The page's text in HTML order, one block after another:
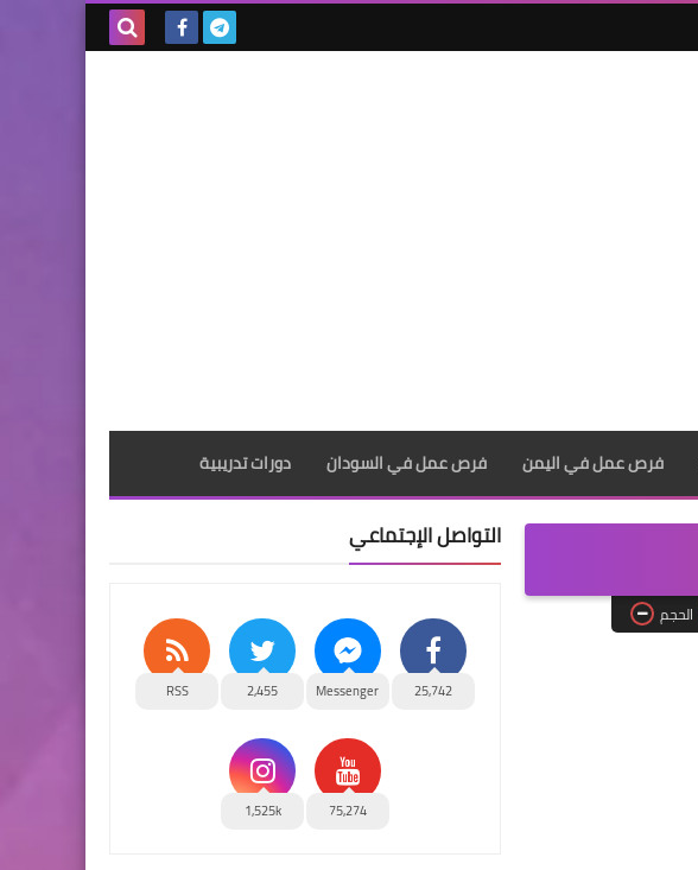
فرص عمل في اليمن فرص عمل في السودان دورات تدريبية
الحجم
التواصل الإجتماعي
25,742
Messenger
2,455
RSS
75,274
1,525k